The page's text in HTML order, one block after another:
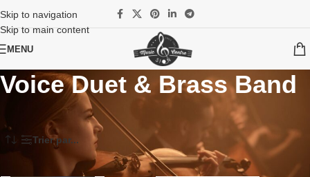
Skip to navigation
Skip to main content
MENU
Voice Duet & Brass Band
Partitions Brass Band Solistes & Brass Band
Voice Duet & Brass Band
Trier par...